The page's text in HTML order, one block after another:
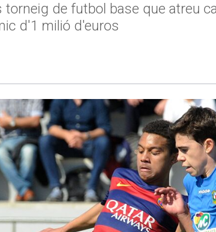
de futbol base que atreu
d'1 milió d'euros